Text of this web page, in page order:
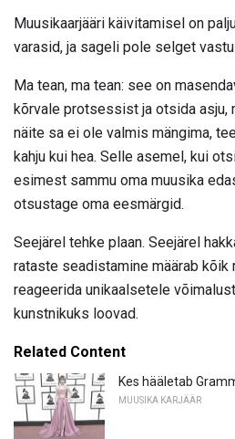
Muusikaarjääri käivitamisel on
varasid, ja sageli pole selget
Ma tean, ma tean: see on
kõrvale protsessist ja otsida asju,
näite sa ei ole valmis mängima,
kahju kui hea. Selle asemel, kui
esimest sammu oma muusika
otsustage oma eesmärgid.
Seejärel tehke plaan. Seejärel
rataste seadistamine määrab kõik
reageerida unikaalsetele
kunstnikuks loovad.
Related Content
Kes hääletab
MUUSIKA KARJÄÄR